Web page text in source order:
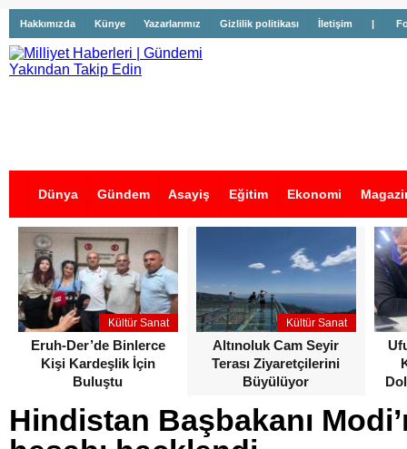
Hakkımızda Künye Yazarlarımız Gizlilik politikası İletişim |
Dünya Gündem Asayiş Eğitim Ekonomi
İş İlanları
Kültür Sanat
Eruh-Der’de Binlerce
Kişi Kardeşlik İçin
Buluştu
Kültür Sanat
Altınoluk Cam Seyir
Terası Ziyaretçilerini
Büyülüyor
Hindistan Başbakanı